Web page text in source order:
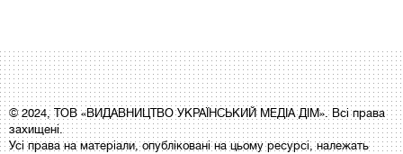
© 2024, ТОВ «ВИДАВНИЦТВО УКРАЇНСЬКИЙ МЕДІА ДІМ». Всі права
захищені.
Усі права на матеріали, опубліковані на цьому ресурсі, належать